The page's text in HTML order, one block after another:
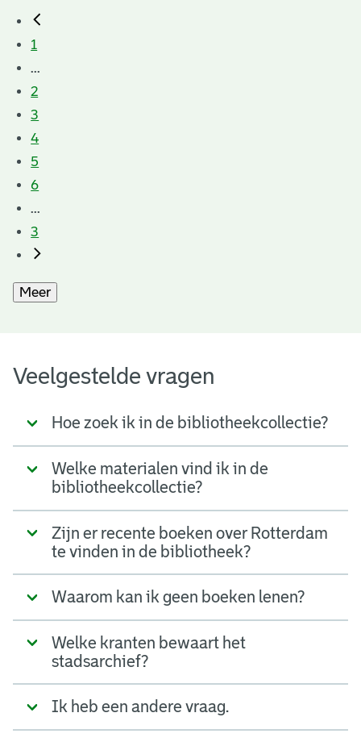
1
...
2
3
4
5
6
...
3
Meer
Veelgestelde vragen
Hoe zoek ik in de bibliotheekcollectie?
Welke materialen vind ik in de
bibliotheekcollectie?
Zijn er recente boeken over Rotterdam
te vinden in de bibliotheek?
Waarom kan ik geen boeken lenen?
Welke kranten bewaart het
stadsarchief?
Ik heb een andere vraag.